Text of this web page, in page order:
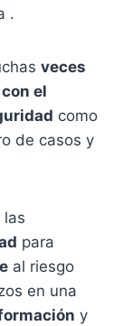
.
veces
el
como
de casos y
las
para
al riesgo
en una
y